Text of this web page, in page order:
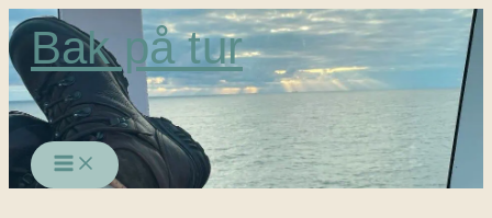
Gå
til
indholdet
Bak på tur